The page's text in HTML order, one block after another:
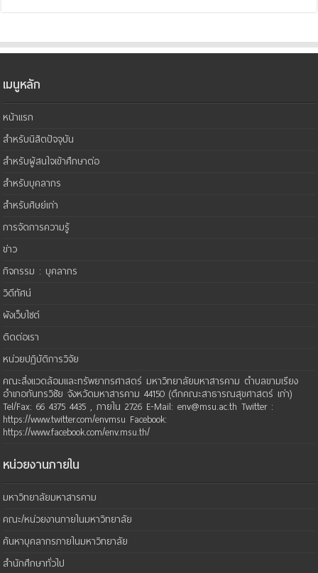
เมนูหลัก
หน้าแรก
สำหรับนิสิตปัจจุบัน
สำหรับผู้สนใจเข้าศึกษาต่อ
สำหรับบุคลากร
สำหรับศิษย์เก่า
การจัดการความรู้
ข่าว
กิจกรรม : บุคลากร
วิดีทัศน์
ผังเว็บไซต์
ติดต่อเรา
หน่วยปฏิบัติการวิจัย
คณะสิ่งแวดล้อมและทรัพยากรศาสตร์ มหาวิทยาลัยมหาสารคาม ตำบลขามเรียง
อำเภอกันทรวิชัย จังหวัดมหาสารคาม 44150 (ตึกคณะสาธารณสุขศาสตร์ เก่า)
Tel/Fax: 66 4375 4435 , ภายใน 2726 E-Mail: env@msu.ac.th Twitter :
https://www.twitter.com/envmsu Facebook:
https://www.facebook.com/env.msu.th/
หน่วยงานภายใน
มหาวิทยาลัยมหาสารคาม
คณะ/หน่วยงานภายในมหาวิทยาลัย
ค้นหาบุคลากรภายในมหาวิทยาลัย
สำนักศึกษาทั่วไป